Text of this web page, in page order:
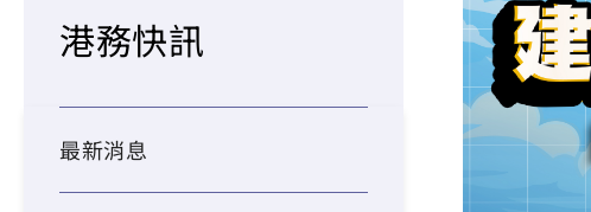
港務快訊
最新消息